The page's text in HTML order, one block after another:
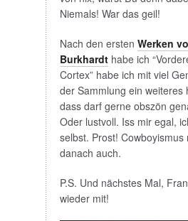
Nach den erstenWerken
Burkhardt
habe ich
Cortex” habe ich mit viel
der Sammlung ein weiteres
dass darf gerne obszön
Oder lustvoll. Iss mir egal,
selbst. Prost! Cowboyismus
danach auch.
P.S. Und nächstes Mal,
wieder mit!